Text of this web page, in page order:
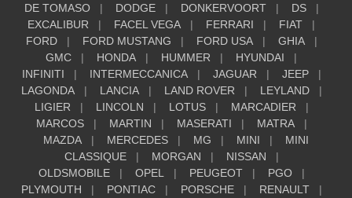
DE TOMASO
DODGE DONKERVOORT
DS
EXCALIBUR
FACEL VEGA FERRARI
FIAT
FORD
FORD MUSTANG FORD USA
GHIA
GMC
HONDA HUMMER
HYUNDAI
INFINITI
INTERMECCANICA JAGUAR
JEEP
LAGONDA
LANCIA LAND ROVER
LEYLAND
LIGIER
LINCOLN LOTUS
MARCADIER
MARCOS
MARTIN MASERATI
MATRA
MAZDA
MERCEDES MG MINI
MINI
CLASSIQUE
MORGAN
NISSAN
OLDSMOBILE
OPEL PEUGEOT
PGO
PLYMOUTH
PONTIAC PORSCHE
RENAULT